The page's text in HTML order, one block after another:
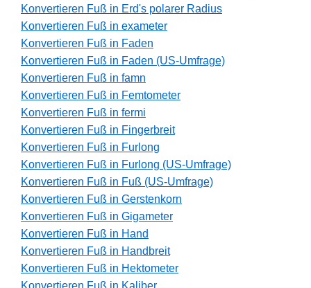
Konvertieren Fuß in Erd's polarer Radius
Konvertieren Fuß in exameter
Konvertieren Fuß in Faden
Konvertieren Fuß in Faden (US-Umfrage)
Konvertieren Fuß in famn
Konvertieren Fuß in Femtometer
Konvertieren Fuß in fermi
Konvertieren Fuß in Fingerbreit
Konvertieren Fuß in Furlong
Konvertieren Fuß in Furlong (US-Umfrage)
Konvertieren Fuß in Fuß (US-Umfrage)
Konvertieren Fuß in Gerstenkorn
Konvertieren Fuß in Gigameter
Konvertieren Fuß in Hand
Konvertieren Fuß in Handbreit
Konvertieren Fuß in Hektometer